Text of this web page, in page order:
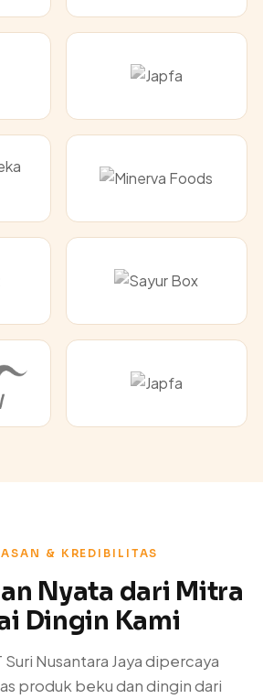
& KREDIBILITAS
Nyata dari Mitra
Dingin Kami
Suri Nusantara Jaya dipercaya
produk beku dan dingin dari